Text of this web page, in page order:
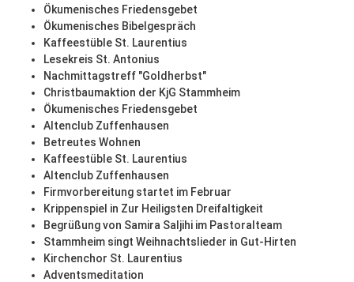
Ökumenisches Friedensgebet
Ökumenisches Bibelgespräch
Kaffeestüble St. Laurentius
Lesekreis St. Antonius
Nachmittagstreff "Goldherbst"
Christbaumaktion der KjG Stammheim
Ökumenisches Friedensgebet
Altenclub Zuffenhausen
Betreutes Wohnen
Kaffeestüble St. Laurentius
Altenclub Zuffenhausen
Firmvorbereitung startet im Februar
Krippenspiel in Zur Heiligsten Dreifaltigkeit
Begrüßung von Samira Saljihi im Pastoralteam
Stammheim singt Weihnachtslieder in Gut-Hirten
Kirchenchor St. Laurentius
Adventsmeditation